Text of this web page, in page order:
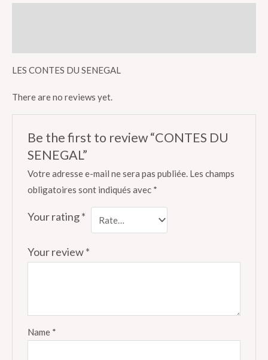
LES CONTES DU SENEGAL
There are no reviews yet.
Be the first to review “CONTES DU
SENEGAL”
Votre adresse e-mail ne sera pas publiée. Les champs
obligatoires sont indiqués avec *
Your rating*
Your review*
Name *